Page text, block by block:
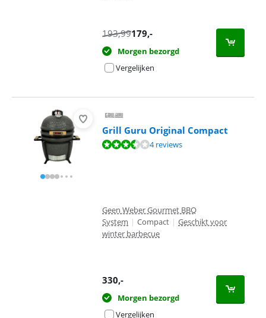
193,99179,-
Morgen bezorgd
Vergelijken
Grill Guru Original Compact
Beoordeling is 7,2 van de 10, gebaseerd op 4 reviews.
4 reviews
Geen Weber Gourmet BBQ
System | Compact | Geschikt voor
winter barbecue
330,-
Morgen bezorgd
Vergelijken